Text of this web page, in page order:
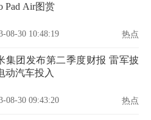
Pad Air图赏
08-30 10:48:19 热点
集团发布第二季度财报 雷军披
动汽车投入
08-30 09:43:20 热点